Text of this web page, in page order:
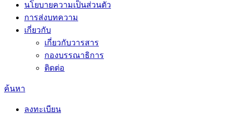
นโยบายความเป็นส่วนตัว
การส่งบทความ
เกี่ยวกับ
เกี่ยวกับวารสาร
กองบรรณาธิการ
ติดต่อ
ค้นหา
ลงทะเบียน